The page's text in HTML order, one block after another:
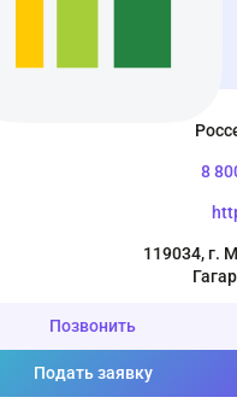
8
119034, г.
Позвонить
Подать заявку